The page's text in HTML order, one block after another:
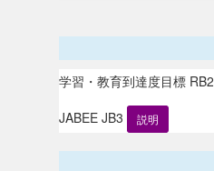
学習・教育到達度目標 RB2
JABEE JB3 説明